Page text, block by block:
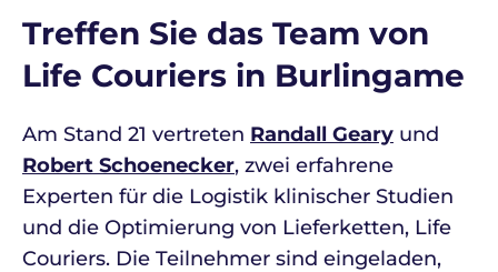
Treffen Sie das Team von
Life Couriers in Burlingame
Am Stand 21 vertreten Randall Geary und
Robert Schoenecker, zwei erfahrene
Experten für die Logistik klinischer Studien
und die Optimierung von Lieferketten, Life
Couriers. Die Teilnehmer sind eingeladen,